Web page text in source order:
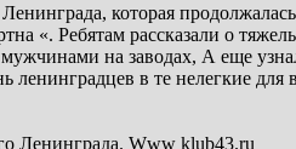
которая
«. Ребятам рассказали о
на заводах, А еще
в те нелегкие
Ленинграда. Www klub43.ru